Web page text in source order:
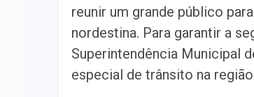
reunir um grande público
nordestina. Para garantir a
Superintendência Municipal
especial de trânsito na